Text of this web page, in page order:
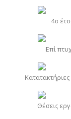
4o
Επί
Κατατακτήριες
Θέσεις